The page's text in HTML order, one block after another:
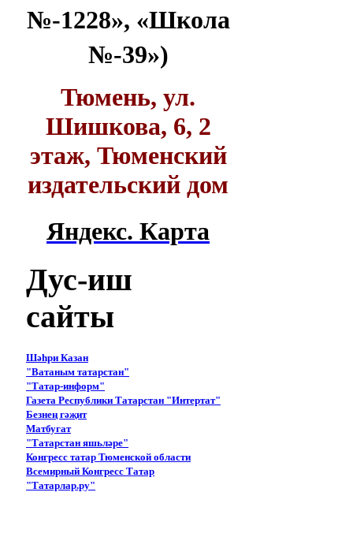
№-1228», «Школа
№-39»)
Тюмень, ул.
Шишкова, 6, 2
этаж, Тюменский
издательский дом
Яндекс. Карта
Дус-иш
сайты
Шәһри Казан
"Ватаным татарстан"
"Татар-информ"
Газета Республики Татарстан "Интертат"
Безнең гәҗит
Матбугат
"Татарстан яшьләре"
Конгресс татар Тюменской области
Всемирный Конгресс Татар
"Татарлар.ру"